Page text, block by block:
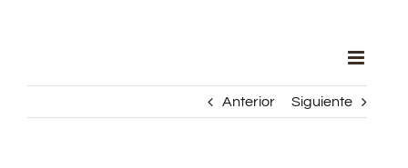
Anterior Siguiente